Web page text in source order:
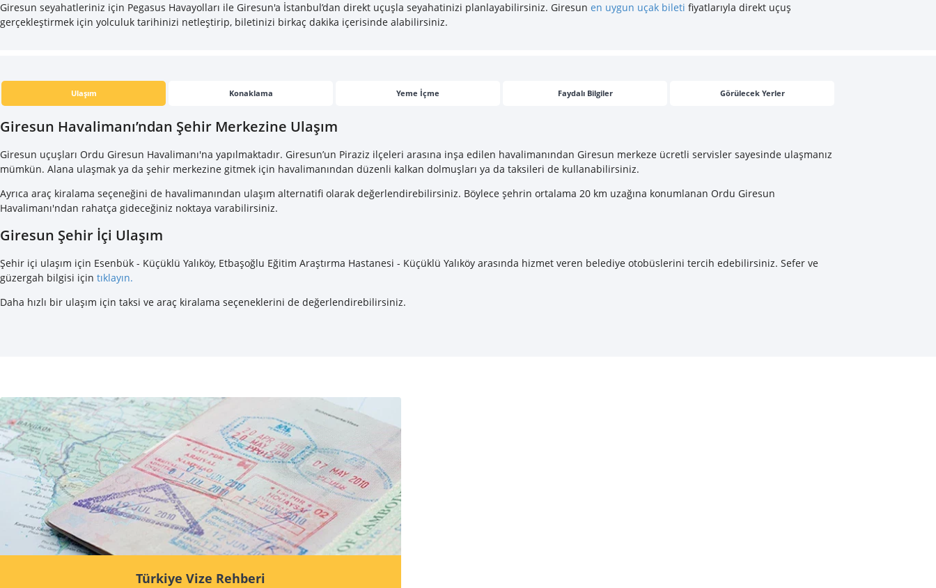
Giresun seyahatleriniz için Pegasus Havayolları ile Giresun'a İstanbul’dan direkt uçuşla seyahatinizi planlayabilirsiniz. Giresun en uygun uçak bileti fiyatlarıyla direkt uçuş
gerçekleştirmek için yolculuk tarihinizi netleştirip, biletinizi birkaç dakika içerisinde alabilirsiniz.
Ulaşım Konaklama Yeme İçme Faydalı Bilgiler Görülecek Yerler
Giresun Havalimanı’ndan Şehir Merkezine Ulaşım
Giresun uçuşları Ordu Giresun Havalimanı'na yapılmaktadır. Giresun’un Piraziz ilçeleri arasına inşa edilen havalimanından Giresun merkeze ücretli servisler sayesinde ulaşmanız
mümkün. Alana ulaşmak ya da şehir merkezine gitmek için havalimanından düzenli kalkan dolmuşları ya da taksileri de kullanabilirsiniz.
Ayrıca araç kiralama seçeneğini de havalimanından ulaşım alternatifi olarak değerlendirebilirsiniz. Böylece şehrin ortalama 20 km uzağına konumlanan Ordu Giresun
Havalimanı'ndan rahatça gideceğiniz noktaya varabilirsiniz.
Giresun Şehir İçi Ulaşım
Şehir içi ulaşım için Esenbük - Küçüklü Yalıköy, Etbaşoğlu Eğitim Araştırma Hastanesi - Küçüklü Yalıköy arasında hizmet veren belediye otobüslerini tercih edebilirsiniz. Sefer ve
güzergah bilgisi için tıklayın.
Daha hızlı bir ulaşım için taksi ve araç kiralama seçeneklerini de değerlendirebilirsiniz.
Türkiye Vize Rehberi